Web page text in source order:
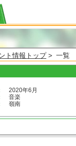
ト情報トップ> 一覧
2020年6月
音楽
嶺南